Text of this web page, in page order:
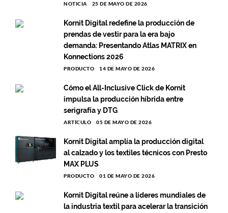
NOTICIA 25 DE MAYO DE 2026
Kornit Digital redefine la producción de
prendas de vestir para la era bajo
demanda: Presentando Atlas MATRIX en
Konnections 2026
PRODUCTO 14 DE MAYO DE 2026
Cómo el All-Inclusive Click de Kornit
impulsa la producción híbrida entre
serigrafía y DTG
ARTÍCULO 05 DE MAYO DE 2026
Kornit Digital amplía la producción digital
al calzado y los textiles técnicos con Presto
MAX PLUS
PRODUCTO 01 DE MAYO DE 2026
Kornit Digital reúne a líderes mundiales de
la industria textil para acelerar la transición